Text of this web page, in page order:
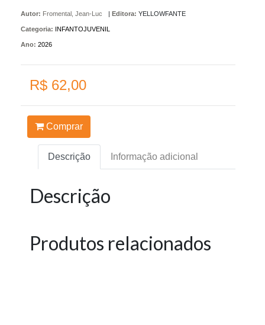
Autor: Fromental, Jean-Luc | Editora: YELLOWFANTE
Categoria: INFANTOJUVENIL
Ano: 2026
R$ 62,00
Comprar
Descrição Informação adicional
Descrição
Produtos relacionados